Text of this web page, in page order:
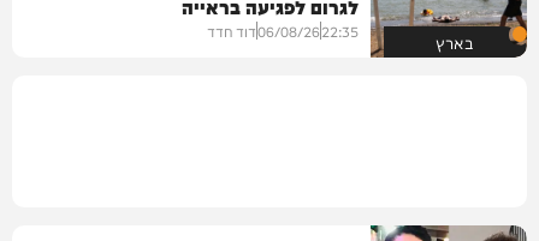
בארץ
לגרום לפגיעה בראייה
22:35
06/08/26דוד חדד